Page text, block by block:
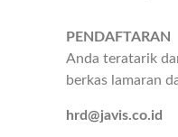
PENDAFTARAN
Anda teratarik
berkas lamaran
hrd@javis.co.id